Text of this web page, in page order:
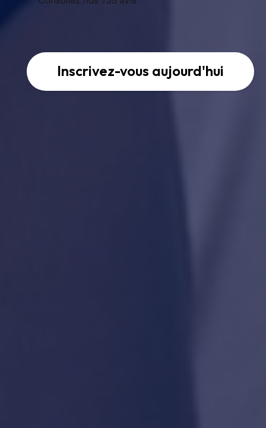
Inscrivez-vous aujourd'hui